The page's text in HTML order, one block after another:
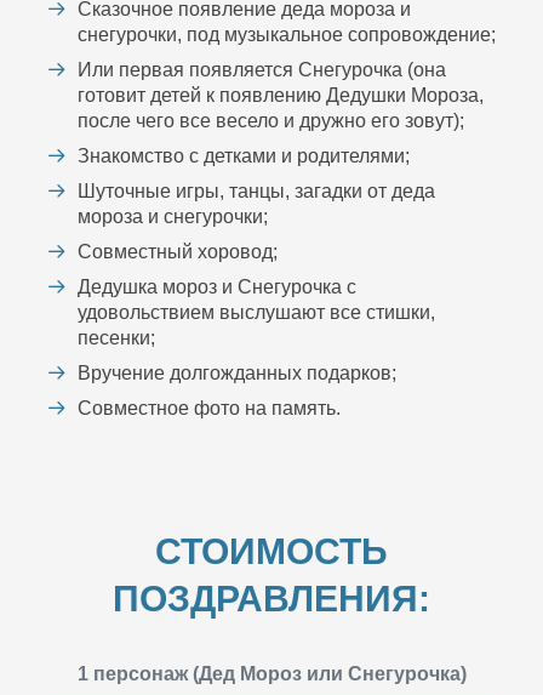
Сказочное появление деда мороза и
снегурочки, под музыкальное сопровождение;
Или первая появляется Снегурочка (она
готовит детей к появлению Дедушки Мороза,
после чего все весело и дружно его зовут);
Знакомство с детками и родителями;
Шуточные игры, танцы, загадки от деда
мороза и снегурочки;
Совместный хоровод;
Дедушка мороз и Снегурочка с
удовольствием выслушают все стишки,
песенки;
Вручение долгожданных подарков;
Совместное фото на память.
СТОИМОСТЬ
ПОЗДРАВЛЕНИЯ:
1 персонаж (Дед Мороз или Снегурочка)